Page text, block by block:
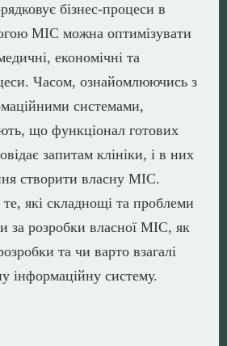
бізнес-процеси в
МІС можна оптимізувати
економічні та
Часом, ознайомлюючись з
системами,
що функціонал готових
запитам клініки, і в них
створити власну МІС.
які складнощі та проблеми
за розробки власної МІС, як
та чи варто взагалі
інформаційну систему.